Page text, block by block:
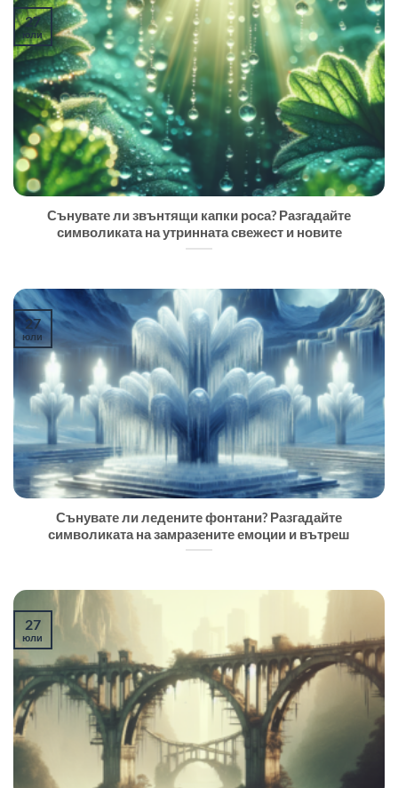
Сънувате ли звънтящи капки роса? Разгадайте
символиката на утринната свежест и новите
27
юли
Сънувате ли ледените фонтани? Разгадайте
символиката на замразените емоции и вътреш
27
юли
27
юли